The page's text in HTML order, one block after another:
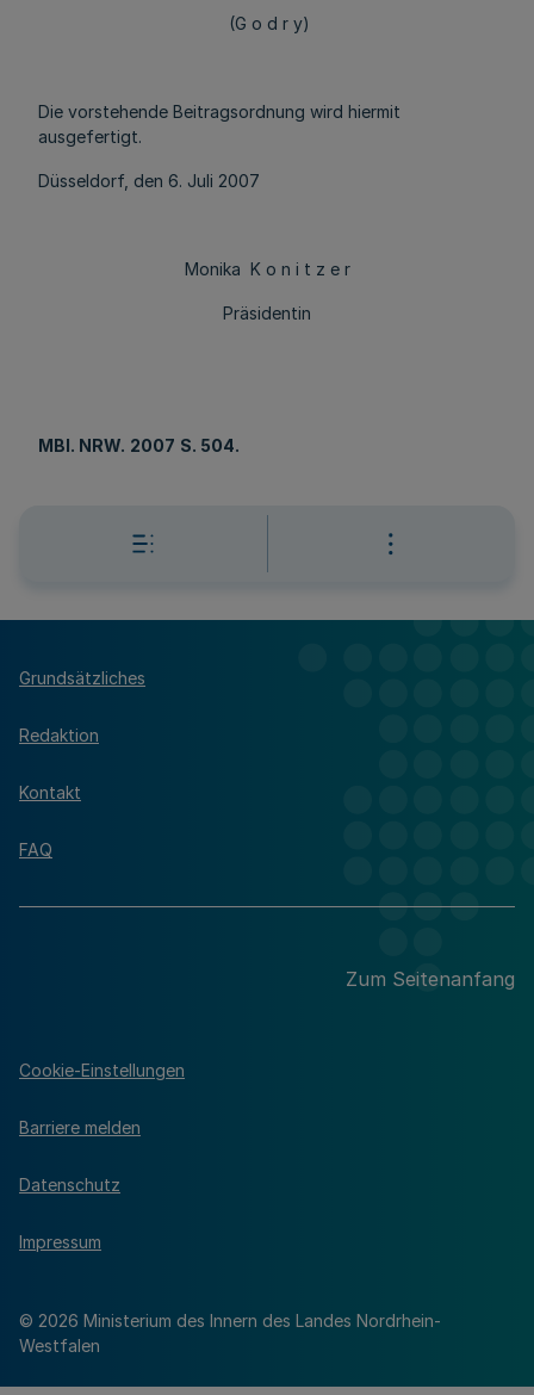
(G o d r y)
Die vorstehende Beitragsordnung wird hiermit
ausgefertigt.
Düsseldorf, den 6. Juli 2007
Monika K o n i t z e r
Präsidentin
MBl. NRW. 2007 S. 504.
Grundsätzliches
Redaktion
Kontakt
FAQ
Zum Seitenanfang
© 2026 Ministerium des Innern des Landes Nordrhein-
Westfalen
Cookie-Einstellungen
Barriere melden
Datenschutz
Impressum